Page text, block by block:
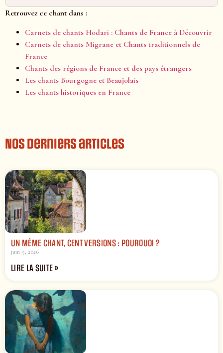
Retrouvez ce chant dans :
Carnets de chants Hodari : Chants de France à Découvrir
Carnets de chants Migrane et Chants traditionnels de
France
Chants des régions de France et des pays étrangers
Les chants Bourgogne et Beaujolais
Les chants historiques en France
Nos derniers articles
UN MÊME CHANT, CENT VERSIONS : POURQUOI ?
juin 9, 2026
LIRE LA SUITE »